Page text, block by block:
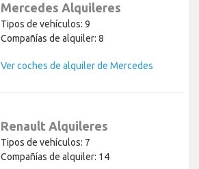
Mercedes Alquileres
Tipos de vehículos: 9
Compañías de alquiler: 8
Ver coches de alquiler de Mercedes
Renault Alquileres
Tipos de vehículos: 7
Compañías de alquiler: 14